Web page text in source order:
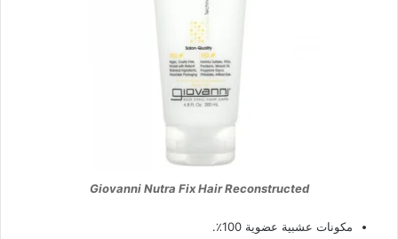
Giovanni Nutra Fix Hair Reconstructed
مكونات عشبية عضوية 100٪.